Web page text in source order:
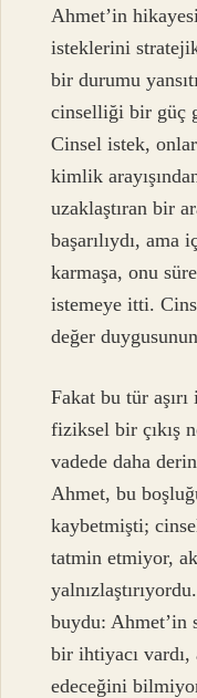
Ahmet’in
isteklerini stratejik
bir durumu
cinselliği bir güç
Cinsel istek,
kimlik
uzaklaştıran bir
başarılıydı, ama
karmaşa, onu
istemeye itti.
değer
Fakat bu tür
fiziksel bir çıkış
vadede daha
Ahmet, bu
kaybetmişti;
tatmin etmiyor,
buydu: Ahmet’in
bir ihtiyacı vardı,
edeceğini